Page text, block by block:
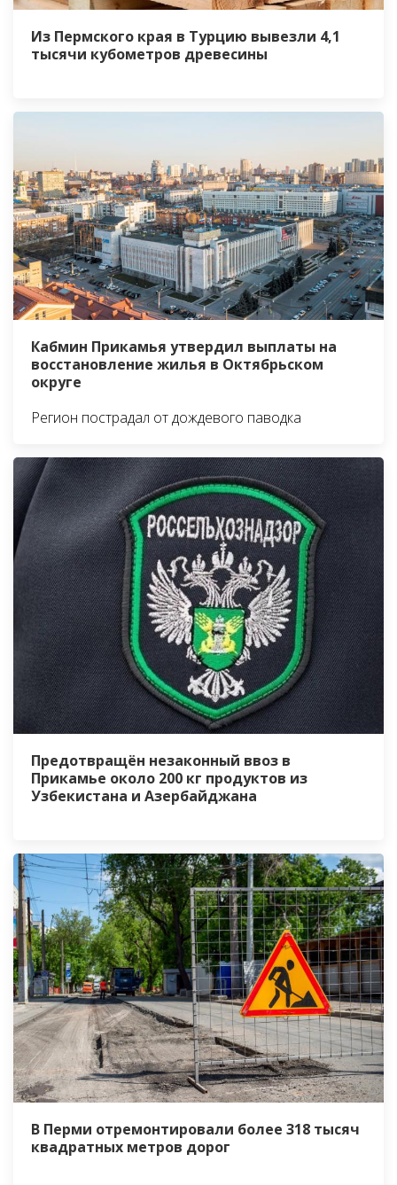
Из Пермского края в Турцию вывезли 4,1
тысячи кубометров древесины
Кабмин Прикамья утвердил выплаты на
восстановление жилья в Октябрьском
округе
Регион пострадал от дождевого паводка
Предотвращён незаконный ввоз в
Прикамье около 200 кг продуктов из
Узбекистана и Азербайджана
В Перми отремонтировали более 318 тысяч
квадратных метров дорог